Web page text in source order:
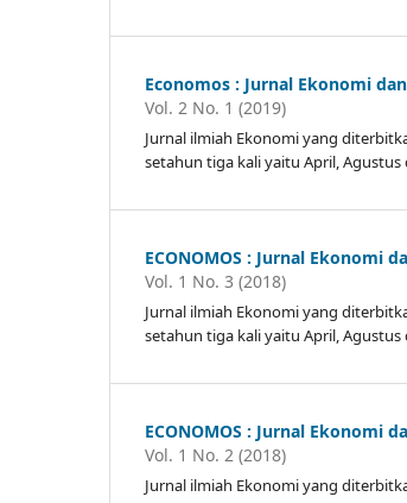
Economos : Jurnal Ekonomi
Vol. 2 No. 1 (2019)
Jurnal ilmiah Ekonomi yang
setahun tiga kali yaitu April,
ECONOMOS : Jurnal Ekonomi
Vol. 1 No. 3 (2018)
Jurnal ilmiah Ekonomi yang
setahun tiga kali yaitu April,
ECONOMOS : Jurnal Ekonomi
Vol. 1 No. 2 (2018)
Jurnal ilmiah Ekonomi yang